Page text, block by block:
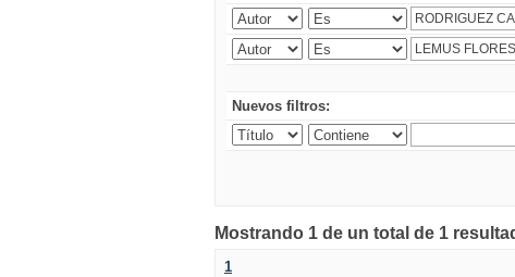
Nuevos filtros:
Mostrando 1 de un total de 1
1